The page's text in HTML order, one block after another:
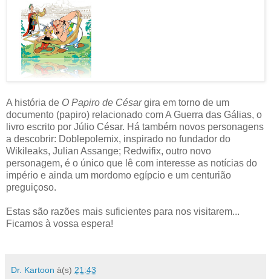
A história de O Papiro de Césargira em torno de um
documento (papiro) relacionado com A Guerra das Gálias, o
livro escrito por Júlio César. Há também novos personagens
a descobrir: Doblepolemix, inspirado no fundador do
Wikileaks, Julian Assange; Redwifix, outro novo
personagem, é o único que lê com interesse as notícias do
império e ainda um mordomo egípcio e um centurião
preguiçoso.
Estas são razões mais suficientes para nos visitarem...
Ficamos à vossa espera!
Dr. Kartoon à(s) 21:43